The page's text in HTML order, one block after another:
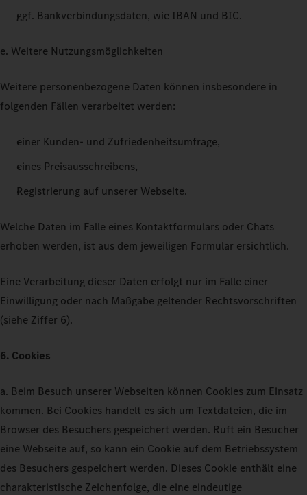
ggf. Bankverbindungsdaten, wie IBAN und BIC.
e. Weitere Nutzungsmöglichkeiten
Weitere personenbezogene Daten können insbesondere in
folgenden Fällen verarbeitet werden:
einer Kunden- und Zufriedenheitsumfrage,
eines Preisausschreibens,
Registrierung auf unserer Webseite.
Welche Daten im Falle eines Kontaktformulars oder Chats
erhoben werden, ist aus dem jeweiligen Formular ersichtlich.
Eine Verarbeitung dieser Daten erfolgt nur im Falle einer
Einwilligung oder nach Maßgabe geltender Rechtsvorschriften
(siehe Ziffer 6).
6. Cookies
a. Beim Besuch unserer Webseiten können Cookies zum Einsatz
kommen. Bei Cookies handelt es sich um Textdateien, die im
Browser des Besuchers gespeichert werden. Ruft ein Besucher
eine Webseite auf, so kann ein Cookie auf dem Betriebssystem
des Besuchers gespeichert werden. Dieses Cookie enthält eine
charakteristische Zeichenfolge, die eine eindeutige